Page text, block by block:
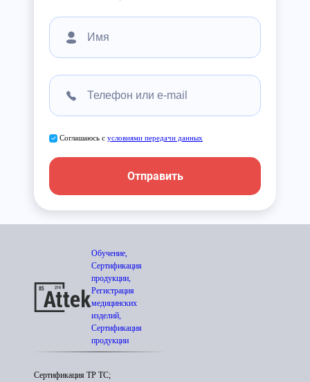
Соглашаюсь с условиями передачи данных
Отправить
Обучение,
Сертификация
продукции,
Регистрация
медицинских
изделий,
Сертификация
продукции
Сертификация ТР ТС;